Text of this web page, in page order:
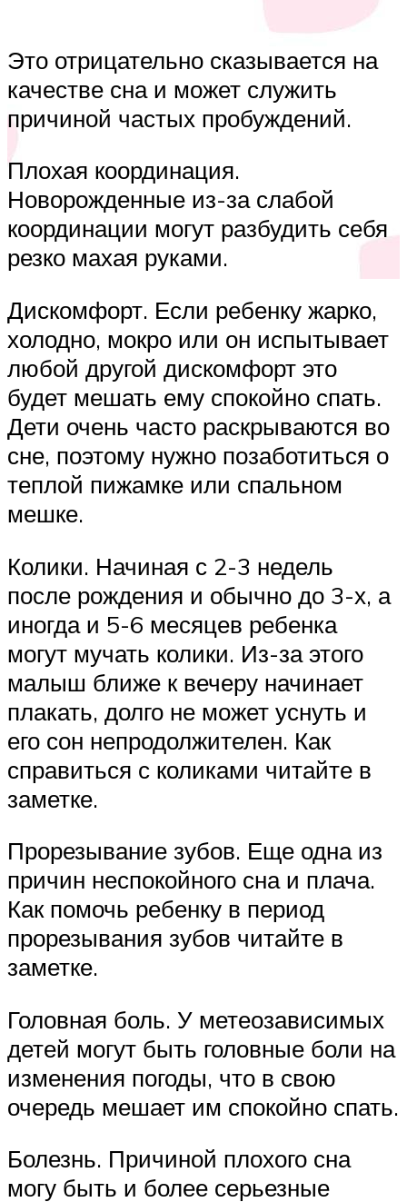
Это отрицательно сказывается на
качестве сна и может служить
причиной частых пробуждений.
Плохая координация.
Новорожденные из-за слабой
координации могут разбудить себя
резко махая руками.
Дискомфорт. Если ребенку жарко,
холодно, мокро или он испытывает
любой другой дискомфорт это
будет мешать ему спокойно спать.
Дети очень часто раскрываются во
сне, поэтому нужно позаботиться о
теплой пижамке или спальном
мешке.
Колики. Начиная с 2-3 недель
после рождения и обычно до 3-х, а
иногда и 5-6 месяцев ребенка
могут мучать колики. Из-за этого
малыш ближе к вечеру начинает
плакать, долго не может уснуть и
его сон непродолжителен. Как
справиться с коликами читайте в
заметке.
Прорезывание зубов. Еще одна из
причин неспокойного сна и плача.
Как помочь ребенку в период
прорезывания зубов читайте в
заметке.
Головная боль. У метеозависимых
детей могут быть головные боли на
изменения погоды, что в свою
очередь мешает им спокойно спать.
Болезнь. Причиной плохого сна
могу быть и более серьезные